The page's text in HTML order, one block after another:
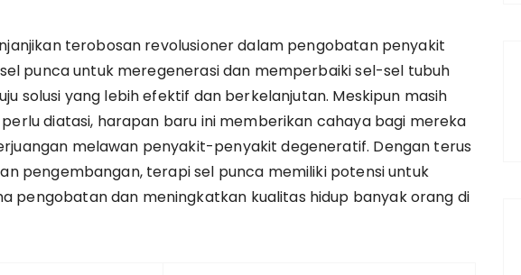
terobosan revolusioner dalam pengobatan penyakit
punca untuk meregenerasi dan memperbaiki sel-sel tubuh
solusi yang lebih efektif dan berkelanjutan. Meskipun masih
diatasi, harapan baru ini memberikan cahaya bagi mereka
melawan penyakit-penyakit degeneratif. Dengan terus
pengembangan, terapi sel punca memiliki potensi untuk
pengobatan dan meningkatkan kualitas hidup banyak orang di